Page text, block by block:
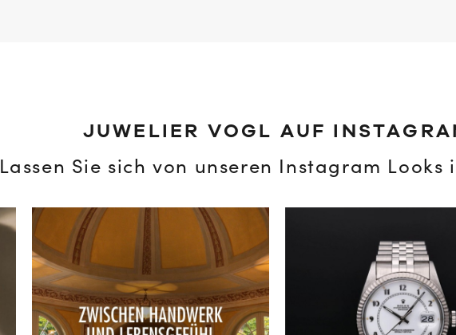
JUWELIER VOGL AUF
Lassen Sie sich von unseren Instagram Looks